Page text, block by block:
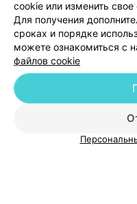
cookie или изменить
Для получения
сроках и порядке
можете ознакомиться с
файлов cookie